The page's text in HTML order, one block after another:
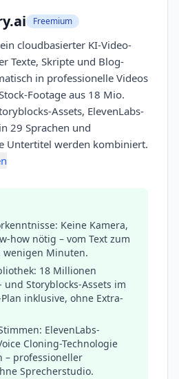
Freemium
cloudbasierter KI-Video-
Texte, Skripte und Blog-
in professionelle Videos
Footage aus 18 Mio.
Assets, ElevenLabs-
29 Sprachen und
Untertitel werden kombiniert.
Keine Kamera,
how nötig – vom Text zum
Minuten.
18 Millionen
und Storyblocks-Assets im
inklusive, ohne Extra-
ElevenLabs-
Cloning-Technologie
– professioneller
Sprecherstudio.